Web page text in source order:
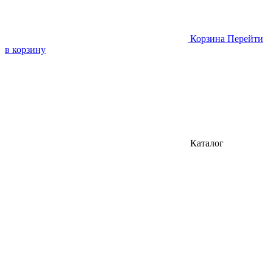
Корзина Перейти
в корзину
Каталог